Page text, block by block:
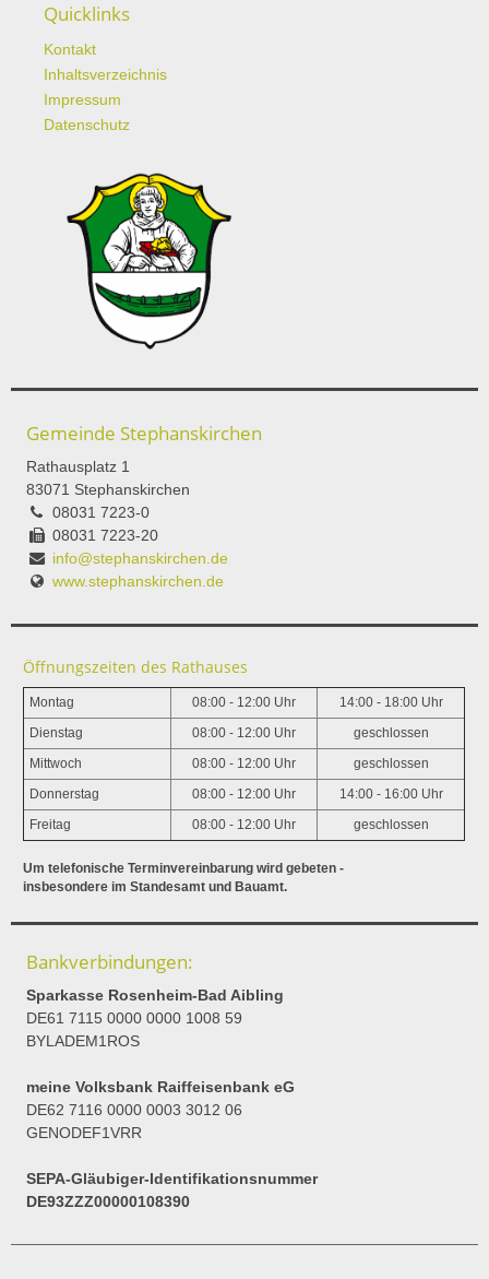
Quicklinks
Kontakt
Inhaltsverzeichnis
Impressum
Datenschutz
Gemeinde Stephanskirchen
Rathausplatz 1
83071 Stephanskirchen
08031 7223-0
08031 7223-20
info@stephanskirchen.de
www.stephanskirchen.de
Öffnungszeiten des Rathauses
Montag 08:00 - 12:00 Uhr 14:00 - 18:00 Uhr
Dienstag 08:00 - 12:00 Uhr geschlossen
Mittwoch 08:00 - 12:00 Uhr geschlossen
Donnerstag 08:00 - 12:00 Uhr 14:00 - 16:00 Uhr
Freitag 08:00 - 12:00 Uhr geschlossen
Um telefonische Terminvereinbarung wird gebeten -
insbesondere im Standesamt und Bauamt.
Bankverbindungen:
Sparkasse Rosenheim-Bad Aibling
DE61 7115 0000 0000 1008 59
BYLADEM1ROS
meine Volksbank Raiffeisenbank eG
DE62 7116 0000 0003 3012 06
GENODEF1VRR
SEPA-Gläubiger-Identifikationsnummer
DE93ZZZ00000108390